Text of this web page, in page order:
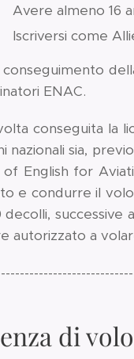
Avere almeno 16
Iscriversi come
conseguimento
ENAC.
conseguita la
nazionali sia,
English for
e condurre il
decolli,
autorizzato a
di